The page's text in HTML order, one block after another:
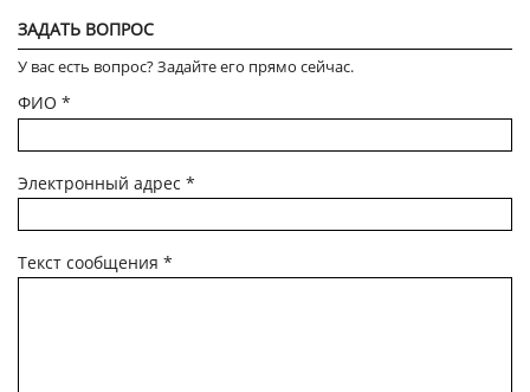
ЗАДАТЬ ВОПРОС
У вас есть вопрос? Задайте его прямо сейчас.
ФИО *
Электронный адрес *
Текст сообщения *